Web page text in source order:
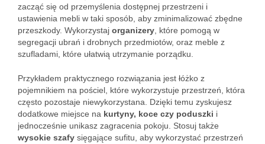
zacząć się od przemyślenia dostępnej przestrzeni i
ustawienia mebli w taki sposób, aby zminimalizować zbędne
przeszkody. Wykorzystaj organizery , które pomogą w
segregacji ubrań i drobnych przedmiotów, oraz meble z
szufladami, które ułatwią utrzymanie porządku.
Przykładem praktycznego rozwiązania jest łóżko z
pojemnikiem na pościel, które wykorzystuje przestrzeń, która
często pozostaje niewykorzystana. Dzięki temu zyskujesz
dodatkowe miejsce na kurtyny, koce czy poduszki i
jednocześnie unikasz zagracenia pokoju. Stosuj także
wysokie szafy sięgające sufitu, aby wykorzystać przestrzeń